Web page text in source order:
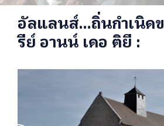
อัลแลนส์…ถิ่นกำเนิด
รีย์ อานน์ เดอ ติยี :